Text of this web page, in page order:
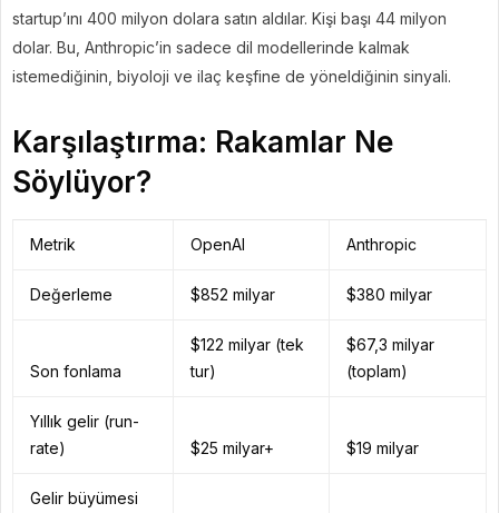
startup’ını 400 milyon dolara satın aldılar. Kişi başı 44 milyon
dolar. Bu, Anthropic’in sadece dil modellerinde kalmak
istemediğinin, biyoloji ve ilaç keşfine de yöneldiğinin sinyali.
Karşılaştırma: Rakamlar Ne
Söylüyor?
Metrik OpenAI Anthropic
Değerleme $852 milyar $380 milyar
Son fonlama
$122 milyar (tek
tur)
$67,3 milyar
(toplam)
Yıllık gelir (run-
rate)
$25 milyar+ $19 milyar
Gelir büyümesi